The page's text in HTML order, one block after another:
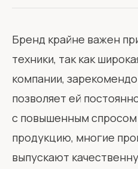
Бренд крайне важен
техники, так как
компании,
позволяет ей
с повышенным
продукцию, многие
выпускают